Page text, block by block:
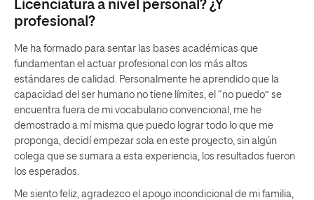
Licenciatura a nivel personal? ¿Y
profesional?
Me ha formado para sentar las bases académicas que
fundamentan el actuar profesional con los más altos
estándares de calidad. Personalmente he aprendido que la
capacidad del ser humano no tiene límites, el “no puedo” se
encuentra fuera de mi vocabulario convencional, me he
demostrado a mí misma que puedo lograr todo lo que me
proponga, decidí empezar sola en este proyecto, sin algún
colega que se sumara a esta experiencia, los resultados fueron
los esperados.
Me siento feliz, agradezco el apoyo incondicional de mi familia,